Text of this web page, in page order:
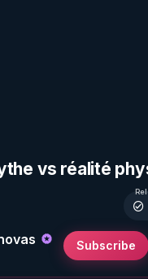
vs réalité
Subscribe